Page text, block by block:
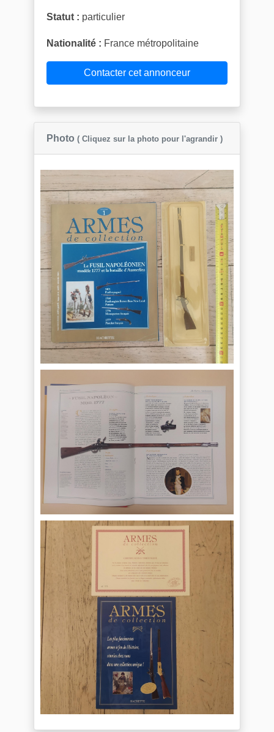
Statut : particulier
Nationalité : France métropolitaine
Contacter cet annonceur
Photo ( Cliquez sur la photo pour l'agrandir )